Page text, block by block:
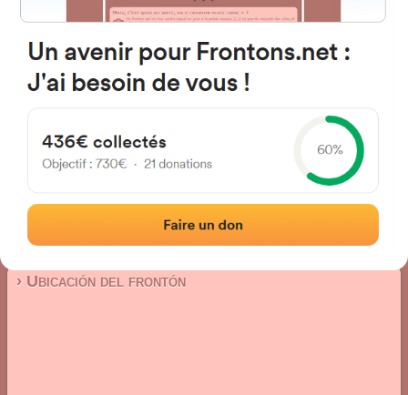
BUSCAR UN FRONTÓN
AÑADIR UN FRONTÓN
01240 Dulantzi, Araba Espagne
Nuestra Señora de Aiala Kalea 18
España
#2887
Frontón de pared izquierda
| |
› Ubicación del frontón